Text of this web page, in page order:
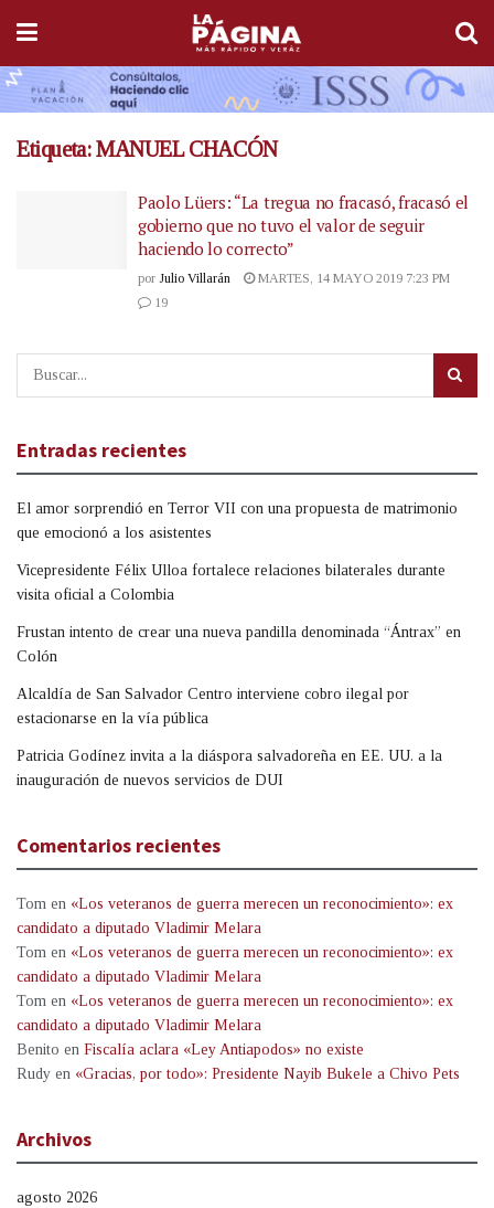
Etiqueta:MANUEL CHACÓN
Paolo Lüers: “La tregua no fracasó, fracasó el
gobierno que no tuvo el valor de seguir
haciendo lo correcto”
por Julio Villarán
MARTES, 14 MAYO 2019 7:23 PM
19
Entradas recientes
El amor sorprendió en Terror VII con una propuesta de matrimonio
que emocionó a los asistentes
Vicepresidente Félix Ulloa fortalece relaciones bilaterales durante
visita oficial a Colombia
Frustan intento de crear una nueva pandilla denominada “Ántrax” en
Colón
Alcaldía de San Salvador Centro interviene cobro ilegal por
estacionarse en la vía pública
Patricia Godínez invita a la diáspora salvadoreña en EE. UU. a la
inauguración de nuevos servicios de DUI
Comentarios recientes
Tom en «Los veteranos de guerra merecen un reconocimiento»: ex
candidato a diputado Vladimir Melara
Tom en «Los veteranos de guerra merecen un reconocimiento»: ex
candidato a diputado Vladimir Melara
Tom en «Los veteranos de guerra merecen un reconocimiento»: ex
candidato a diputado Vladimir Melara
Benito en Fiscalía aclara «Ley Antiapodos» no existe
Rudy en «Gracias, por todo»: Presidente Nayib Bukele a Chivo Pets
Archivos
agosto 2026